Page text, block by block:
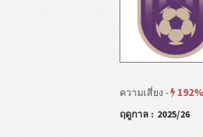
ความเสี่ยง - 192%
ฤดูกาล : 2025/26